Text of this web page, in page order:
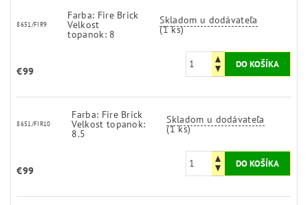
8651/FIR9
Farba: Fire Brick
Velkost
topanok: 8
Skladom u dodávateľa
(1 ks)
€99
8651/FIR10
Farba: Fire Brick
Velkost topanok:
8.5
Skladom u dodávateľa
(1 ks)
€99